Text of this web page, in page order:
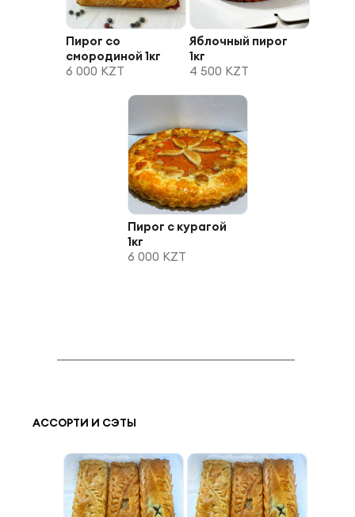
АССОРТИ И СЭТЫ
Пирог со
смородиной 1кг
6 000 KZT
Яблочный пирог
1кг
4 500 KZT
Пирог с курагой
1кг
6 000 KZT